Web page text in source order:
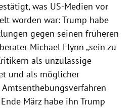
was US-Medien vor
worden war:Trump habe
gegen seinen früheren
Michael Flynn „sein zu
als unzulässige
und als möglicher
März habe ihn Trump